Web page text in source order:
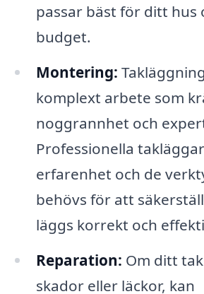
passar bäst för ditt hus
budget.
Montering:
komplext arbete som
noggrannhet och
Professionella
erfarenhet och de
behövs för att
läggs korrekt och
Reparation: Om ditt
skador eller läckor, kan